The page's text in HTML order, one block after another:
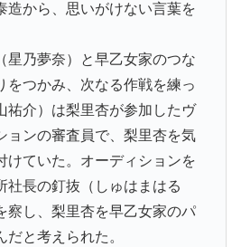
造から、思いがけない言葉を
星乃夢奈）と早乙女家のつな
をつかみ、次なる作戦を練っ
祐介）は梨里杏が参加したヴ
ョンの審査員で、梨里杏を気
けていた。オーディションを
社長の釘抜（しゅはまはる
察し、梨里杏を早乙女家のパ
と考えられた。